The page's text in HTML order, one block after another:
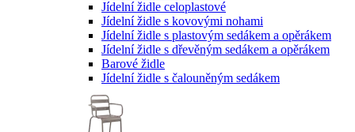
Jídelní židle celoplastové
Jídelní židle s kovovými nohami
Jídelní židle s plastovým sedákem a opěrákem
Jídelní židle s dřevěným sedákem a opěrákem
Barové židle
Jídelní židle s čalouněným sedákem